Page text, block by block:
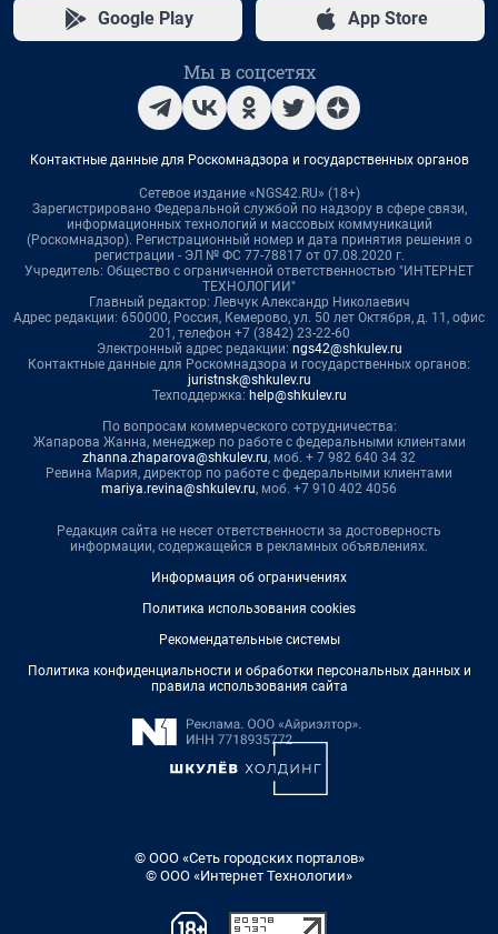
Google Play App Store
Мы в соцсетях
Контактные данные для Роскомнадзора и государственных органов
Сетевое издание «NGS42.RU» (18+)
Зарегистрировано Федеральной службой по надзору в сфере связи,
информационных технологий и массовых коммуникаций
(Роскомнадзор). Регистрационный номер и дата принятия решения о
регистрации - ЭЛ № ФС 77-78817 от 07.08.2020 г.
Учредитель: Общество с ограниченной ответственностью "ИНТЕРНЕТ
ТЕХНОЛОГИИ"
Главный редактор: Левчук Александр Николаевич
Адрес редакции: 650000, Россия, Кемерово, ул. 50 лет Октября, д. 11, офис
201, телефон +7 (3842) 23-22-60
Электронный адрес редакции: ngs42@shkulev.ru
Контактные данные для Роскомнадзора и государственных органов:
juristnsk@shkulev.ru
Техподдержка: help@shkulev.ru
По вопросам коммерческого сотрудничества:
Жапарова Жанна, менеджер по работе с федеральными клиентами
zhanna.zhaparova@shkulev.ru, моб. + 7 982 640 34 32
Ревина Мария, директор по работе с федеральными клиентами
mariya.revina@shkulev.ru, моб. +7 910 402 4056
Редакция сайта не несет ответственности за достоверность
информации, содержащейся в рекламных объявлениях.
Информация об ограничениях
Политика использования cookies
Рекомендательные системы
Политика конфиденциальности и обработки персональных данных и
правила использования сайта
© ООО «Сеть городских порталов»
© ООО «Интернет Технологии»